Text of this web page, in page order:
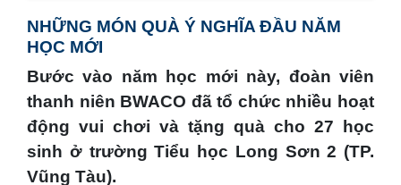
NHỮNG MÓN QUÀ Ý NGHĨA ĐẦU NĂM
HỌC MỚI
Bước vào năm học mới này, đoàn viên
thanh niên BWACO đã tổ chức nhiều hoạt
động vui chơi và tặng quà cho 27 học
sinh ở trường Tiểu học Long Sơn 2 (TP.
Vũng Tàu).